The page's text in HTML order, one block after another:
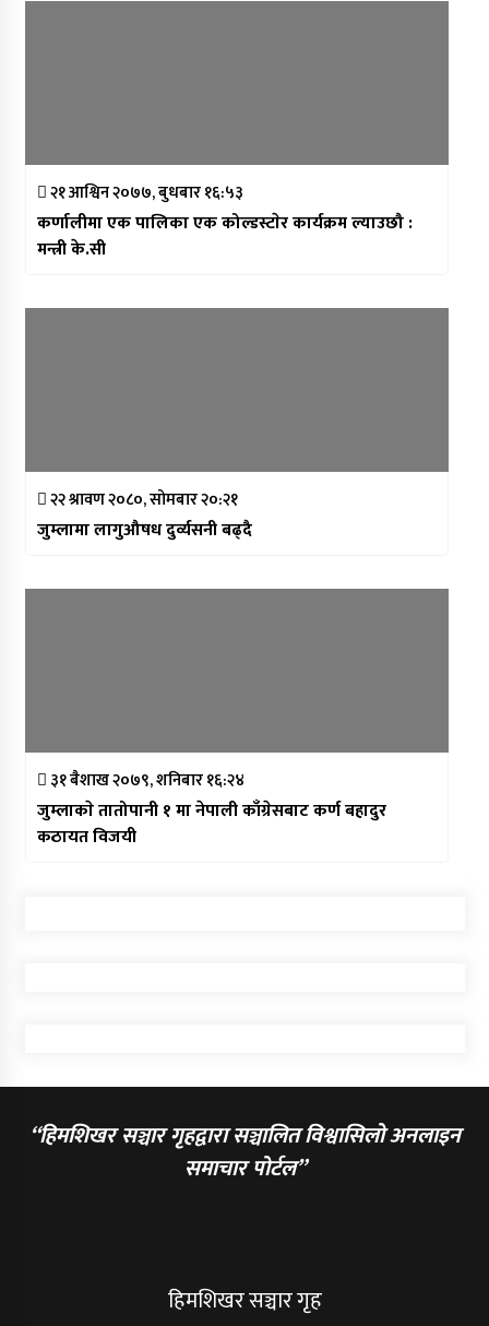
२१ आश्विन २०७७, बुधबार १६:५३
कर्णालीमा एक पालिका एक कोल्डस्टाेर कार्यक्रम ल्याउछौ :
मन्त्री के.सी
२२ श्रावण २०८०, सोमबार २०:२१
जुम्लामा लागुऔषध दुर्व्यसनी बढ्दै
३१ बैशाख २०७९, शनिबार १६:२४
जुम्लाकाे तातोपानी १ मा नेपाली काँग्रेसबाट कर्ण बहादुर
कठायत विजयी
“हिमशिखर सञ्चार गृहद्वारा सञ्चालित विश्वासिलो अनलाइन
समाचार पोर्टल”
हिमशिखर सञ्चार गृह